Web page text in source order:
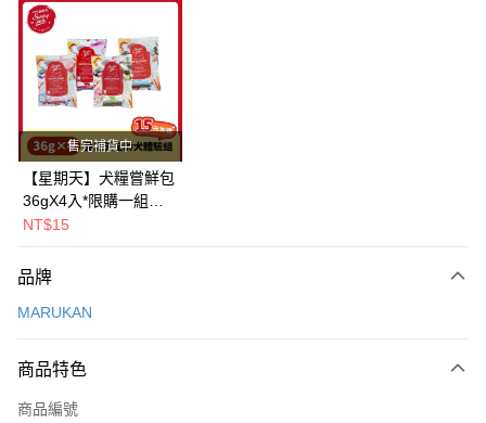
LINE Pay
Apple Pay
街口支付
悠遊付
Google Pay
全盈+PAY
相關說明
AFTEE先享後付是「在收到商品之後才付款」的支付方式。 讓您購物簡單
１．簡單：不需註冊會員、不需綁卡、不需儲值。
２．便利：只要手機號碼，簡訊認證，即可結帳。
ATM付款
運送方式
一般宅配
售完補貨中
【星期天】犬糧嘗鮮包
36gX4入*限購一組｜
鱈+鮭+牛+羊（效期
NT$15
品牌
MARUKAN
商品特色
商品編號